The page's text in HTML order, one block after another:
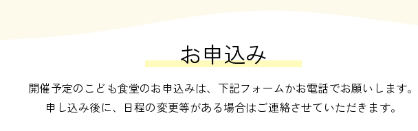
お申込み
開催予定のこども食堂のお申込みは、下記フォームかお電話でお願いします。
申し込み後に、日程の変更等がある場合はご連絡させていただきます。